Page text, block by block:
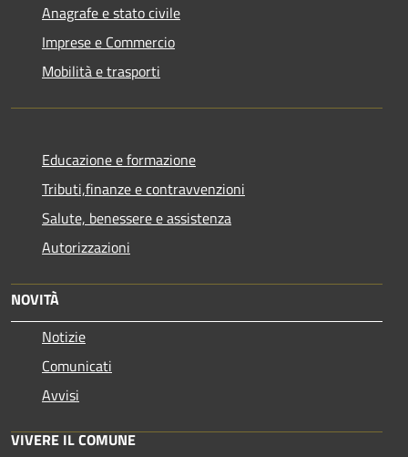
Anagrafe e stato civile
Imprese e Commercio
Mobilità e trasporti
Educazione e formazione
Tributi,finanze e contravvenzioni
Salute, benessere e assistenza
Autorizzazioni
NOVITÀ
Notizie
Comunicati
Avvisi
VIVERE IL COMUNE